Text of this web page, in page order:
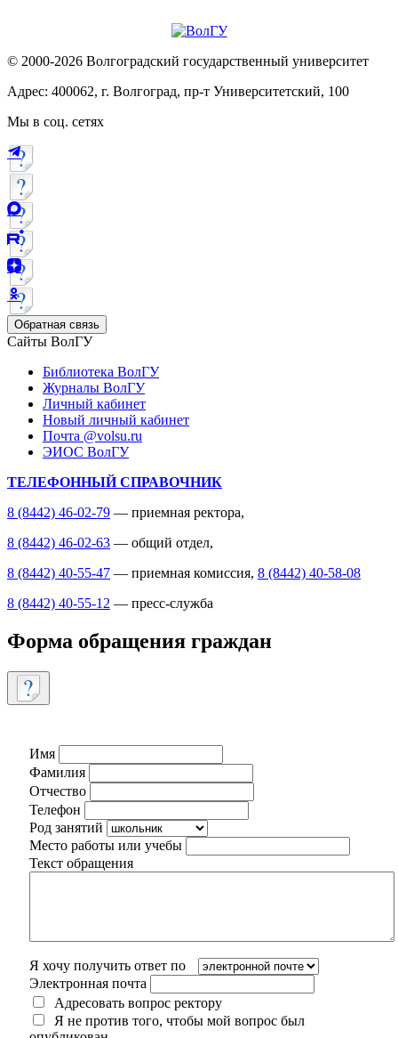
© 2000-2026 Волгоградский государственный университет
Адрес: 400062, г. Волгоград, пр-т Университетский, 100
Мы в соц. сетях
Обратная связь
Сайты ВолГУ
Библиотека ВолГУ
Журналы ВолГУ
Личный кабинет
Новый личный кабинет
Почта @volsu.ru
ЭИОС ВолГУ
ТЕЛЕФОННЫЙ СПРАВОЧНИК
8 (8442) 46-02-79 — приемная ректора,
8 (8442) 46-02-63 — общий отдел,
8 (8442) 40-55-47 — приемная комиссия, 8 (8442) 40-58-08
8 (8442) 40-55-12 — пресс-служба
Форма обращения граждан
Имя
Фамилия
Отчество
Телефон
Род занятий
Место работы или учебы
Текст обращения
Я хочу получить ответ по
Электронная почта
Адресовать вопрос ректору
Я не против того, чтобы мой вопрос был